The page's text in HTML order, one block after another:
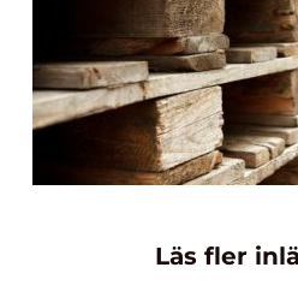
Läs fler